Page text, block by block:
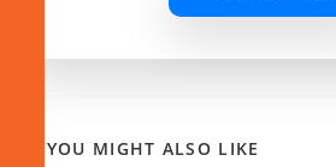
YOU MIGHT ALSO LIKE